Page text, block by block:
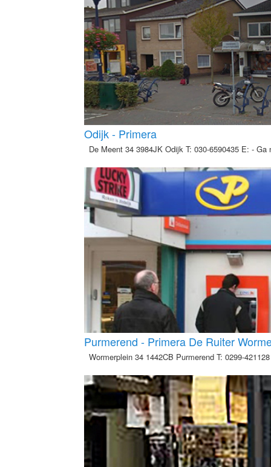
Odijk - Primera
De Meent 34 3984JK Odijk T: 030-6590435 E:
Purmerend - Primera De Ruiter
Wormerplein 34 1442CB Purmerend T: 0299-